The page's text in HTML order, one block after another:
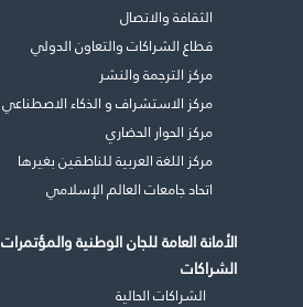
الثقافة والاتصال
قطاع الشراكات والتعاون الدولي
مركز الترجمة والنشر
مركز الاستشراف و الذكاء الاصطناعي
مركز الحوار الحضاري
مركز اللغة العربية للناطقين بغيرها
اتحاد جامعات العالم الإسلامي
الأمانة العامة للجان الوطنية والمؤتمرات
الشراكات
الشراكات الحالية